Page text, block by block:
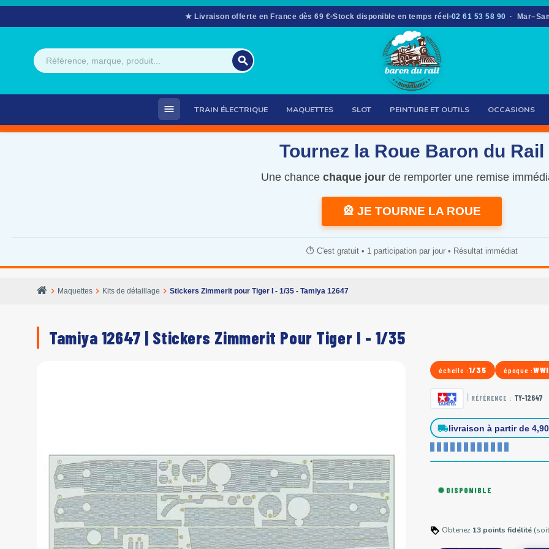
★ Livraison offerte en France dès 69 € Stock disponible en temps réel 02 61 53 58 90 ·
search
menu TRAIN ÉLECTRIQUE MAQUETTES SLOT PEINTURE ET OUTILS OCCASIONS
Tournez la Roue Baron du Rail
Une chance chaque jourde remporter une remise
🎡 JE TOURNE LA ROUE
⏱️ C'est gratuit • 1 participation par jour • Résultat immédiat
chevron_right Maquettes chevron_right Kits de détaillage chevron_right Stickers Zimmerit pour Tiger I - 1/35 - Tamiya 12647
Tamiya 12647 | Stickers Zimmerit Pour Tiger I - 1/35
échelle :1/35 époque :
| RÉFÉRENCE : TY-12647
local_shippinglivraison à partir de
DISPONIBLE
Obtenez 13 points fidélité (soit